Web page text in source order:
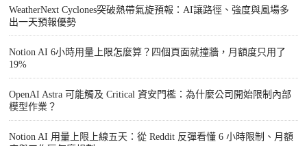
WeatherNext Cyclones突破熱帶氣旋預報：AI讓路徑、強度與風場多
出一天預報優勢
Notion AI 6小時用量上限怎麼算？四個頁面就撞牆，月額度只用了
19%
OpenAI Astra 可能觸及 Critical 資安門檻：為什麼公司開始限制內部
模型作業？
Notion AI 用量上限上線五天：從 Reddit 反彈看懂 6 小時限制、月額